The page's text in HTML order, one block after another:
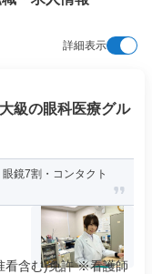
詳細表示
級の眼科医療グル
鏡7割・コンタクト
看含む)免許 ※看護師